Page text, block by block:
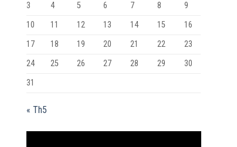
3
4 5 6 7 8
9
10
11 12 13 14 15
16
17
18 19 20 21 22
23
24
25 26 27 28 29
30
31
« Th5